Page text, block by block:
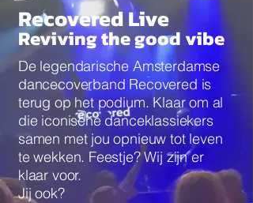
Recovered Live
Reviving the good vibe
De legendarische Amsterdamse
dancecoverband Recovered is
terug op het podium. Klaar om al
die iconische danceklassiekers
samen met jou opnieuw tot leven
te wekken. Feestje?Wij zijn er
klaar voor.
Jij ook?